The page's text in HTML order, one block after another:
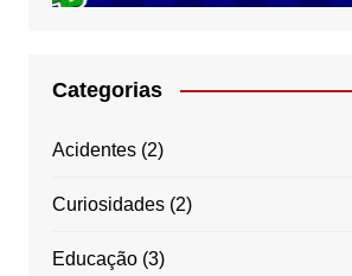
Categorias
Acidentes(2)
Curiosidades(2)
Educação(3)